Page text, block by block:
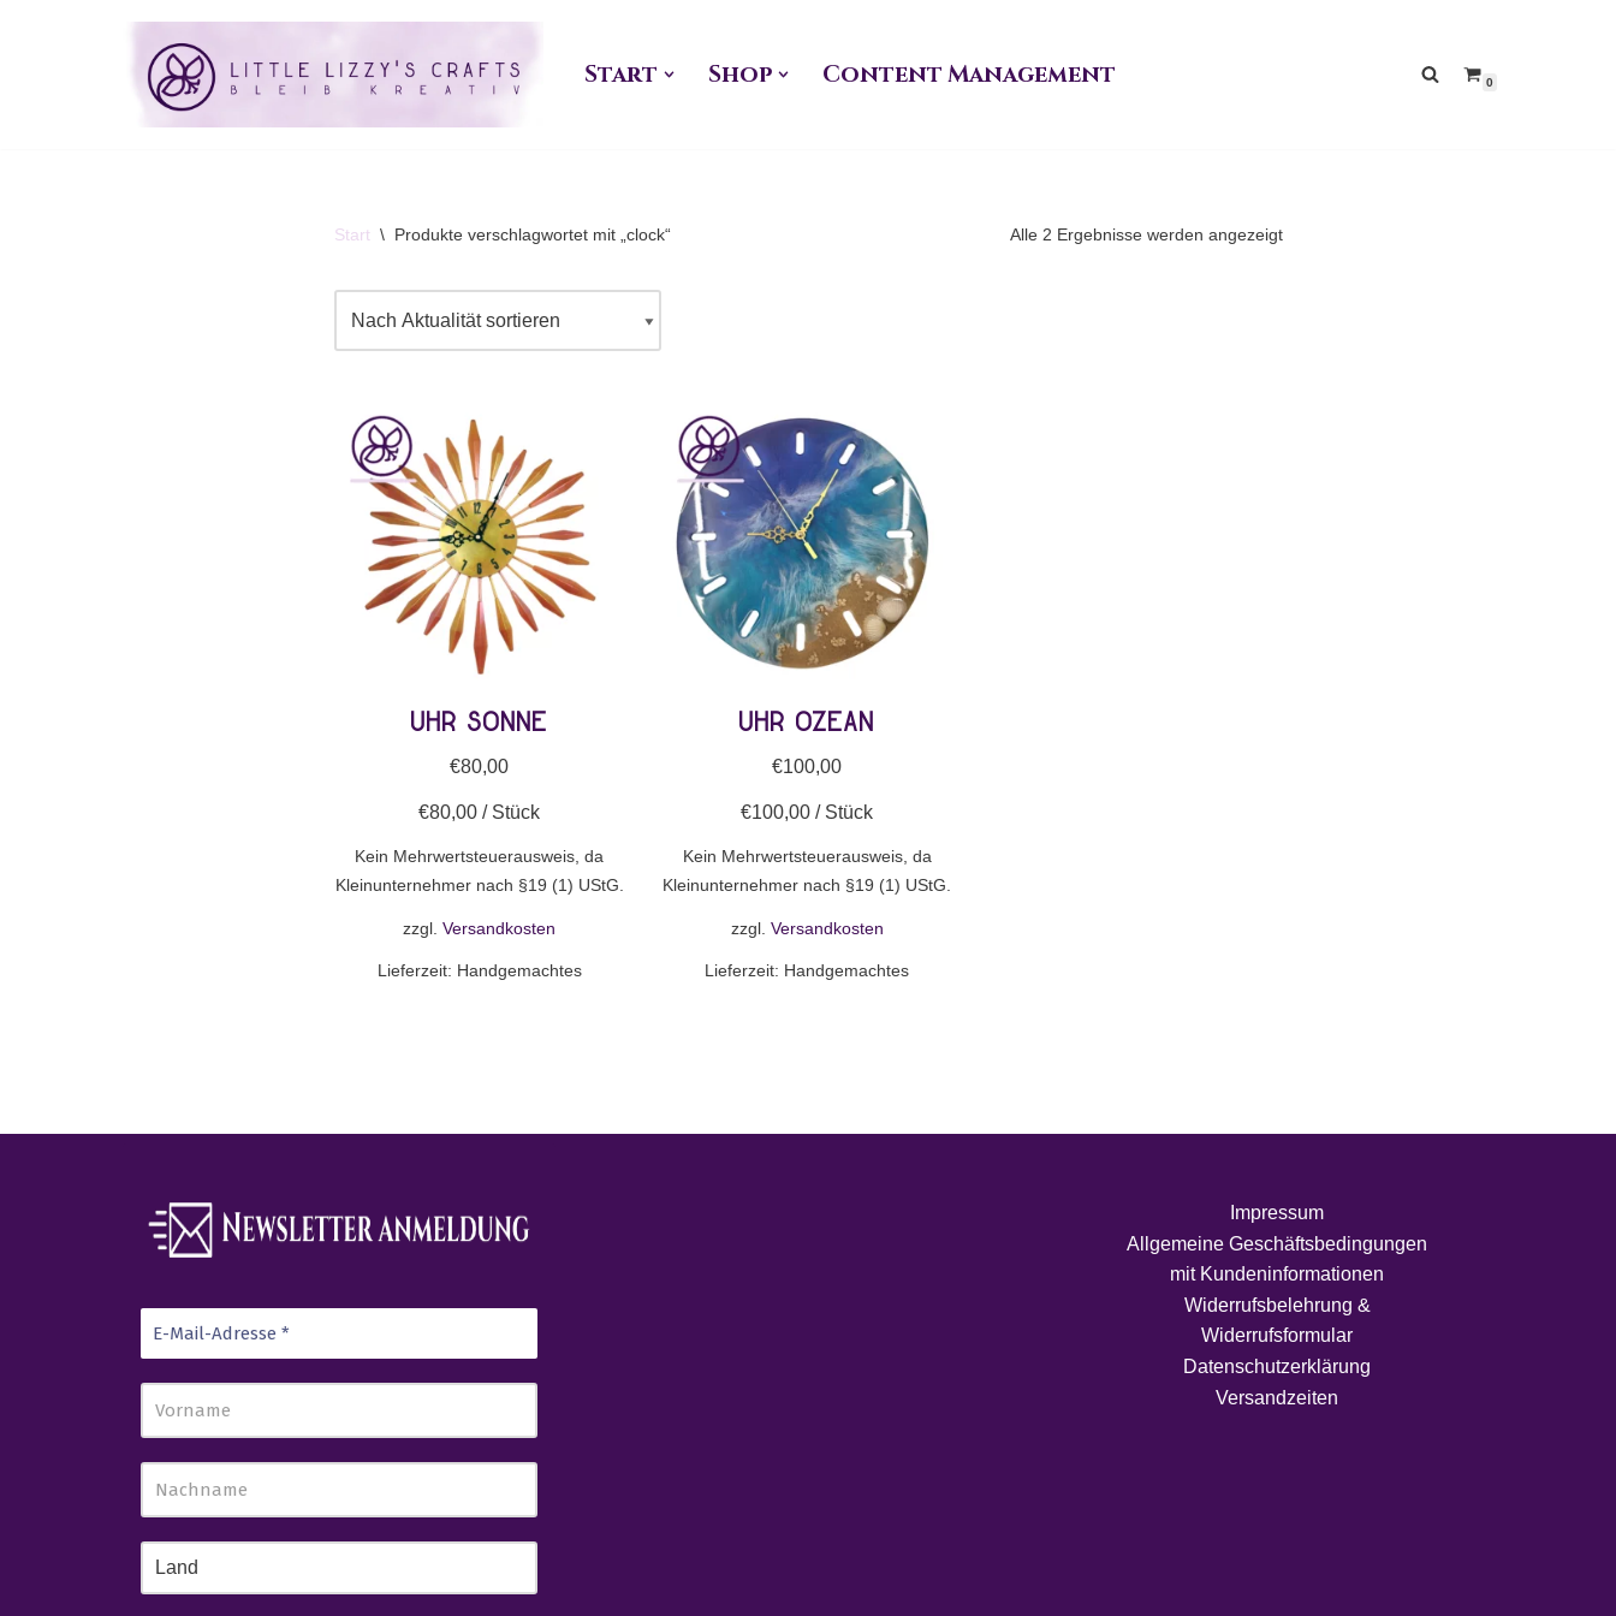
Zum
Start Shop Content Management 0
Start \ Produkte verschlagwortet mit „clock“ Alle 2 Ergebnisse werden angezeigt
Uhr Sonne
€80,00
€80,00 / Stück
Kein Mehrwertsteuerausweis, da
Kleinunternehmer nach §19 (1) UStG.
zzgl.Versandkosten
Lieferzeit: Handgemachtes
Uhr Ozean
€100,00
€100,00 / Stück
Kein Mehrwertsteuerausweis, da
Kleinunternehmer nach §19 (1) UStG.
zzgl. Versandkosten
Lieferzeit: Handgemachtes
Impressum
Allgemeine Geschäftsbedingungen
mit Kundeninformationen
Widerrufsbelehrung &
Widerrufsformular
Datenschutzerklärung
Versandzeiten